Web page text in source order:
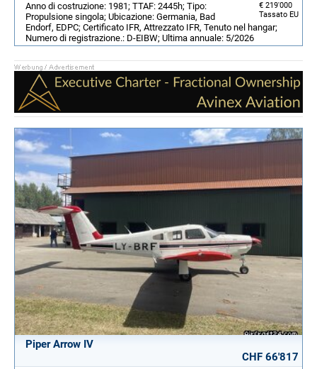
€ 219'000
Tassato EU
Anno di costruzione: 1981; TTAF: 2445h; Tipo:
Propulsione singola; Ubicazione: Germania, Bad
Endorf, EDPC; Certificato IFR, Attrezzato IFR, Tenuto nel hangar;
Numero di registrazione.: D-EIBW; Ultima annuale: 5/2026
Piper Arrow IV
CHF 66'817